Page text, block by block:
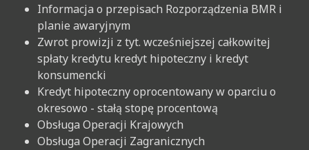
Informacja o przepisach Rozporządzenia BMR i
planie awaryjnym
Zwrot prowizji z tyt. wcześniejszej całkowitej
spłaty kredytu kredyt hipoteczny i kredyt
konsumencki
Kredyt hipoteczny oprocentowany w oparciu o
okresowo - stałą stopę procentową
Obsługa Operacji Krajowych
Obsługa Operacji Zagranicznych